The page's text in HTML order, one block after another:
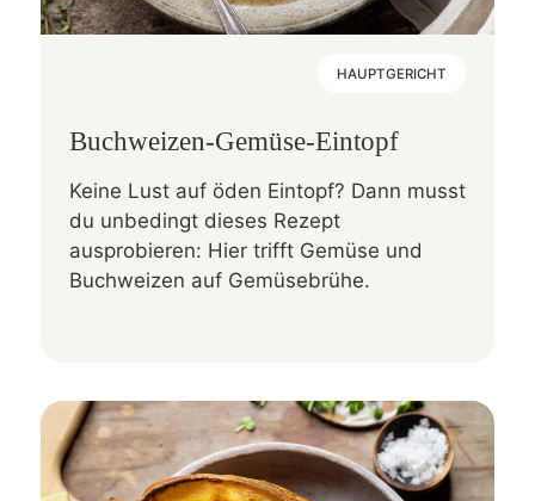
HAUPTGERICHT
Buchweizen-Gemüse-Eintopf
Keine Lust auf öden Eintopf? Dann musst
du unbedingt dieses Rezept
ausprobieren: Hier trifft Gemüse und
Buchweizen auf Gemüsebrühe.